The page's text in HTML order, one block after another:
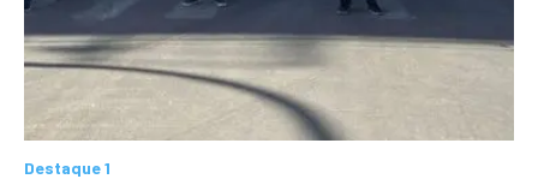
Destaque 1